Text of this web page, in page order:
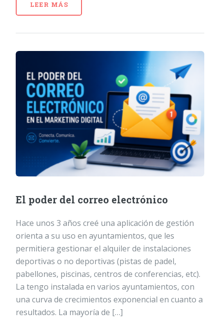
LEER MÁS
El poder del correo electrónico
Hace unos 3 años creé una aplicación de gestión
orienta a su uso en ayuntamientos, que les
permitiera gestionar el alquiler de instalaciones
deportivas o no deportivas (pistas de padel,
pabellones, piscinas, centros de conferencias, etc).
La tengo instalada en varios ayuntamientos, con
una curva de crecimientos exponencial en cuanto a
resultados. La mayoría de […]